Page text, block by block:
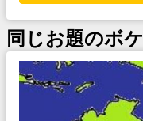
同じお題のボケ